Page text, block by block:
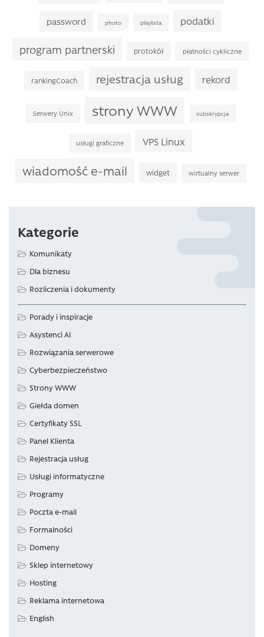
password photo playlista podatki
program partnerski protokół płatności cykliczne
rankingCoach rejestracja usług rekord
Serwery Unix strony WWW subskrypcja
usługi graficzne VPS Linux
wiadomość e-mail widget wirtualny serwer
Kategorie
Komunikaty
Dla biznesu
Rozliczenia i dokumenty
Porady i inspiracje
Asystenci AI
Rozwiązania serwerowe
Cyberbezpieczeństwo
Strony WWW
Giełda domen
Certyfikaty SSL
Panel Klienta
Rejestracja usług
Usługi informatyczne
Programy
Poczta e-mail
Formalności
Domeny
Sklep internetowy
Hosting
Reklama internetowa
English